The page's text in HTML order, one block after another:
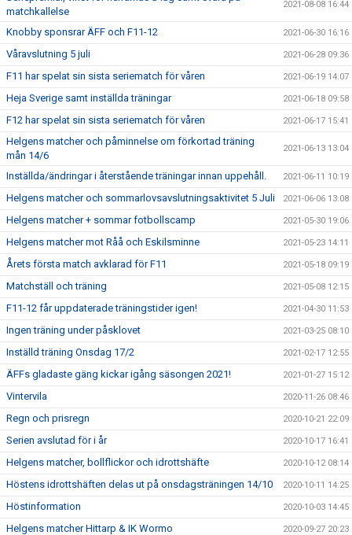
matchkallelse
2021-08-08 16:44
Knobby sponsrar ÄFF och F11-12 2021-06-30 16:16
Våravslutning 5 juli 2021-06-28 09:36
F11 har spelat sin sista seriematch för våren 2021-06-19 14:07
Heja Sverige samt inställda träningar 2021-06-18 09:58
F12 har spelat sin sista seriematch för våren 2021-06-17 15:41
Helgens matcher och påminnelse om förkortad träning
mån 14/6
2021-06-13 13:04
Inställda/ändringar i återstående träningar innan uppehåll. 2021-06-11 10:19
Helgens matcher och sommarlovsavslutningsaktivitet 5 Juli 2021-06-06 13:08
Helgens matcher + sommar fotbollscamp 2021-05-30 19:06
Helgens matcher mot Råå och Eskilsminne 2021-05-23 14:11
Årets första match avklarad för F11 2021-05-18 09:19
Matchställ och träning 2021-05-08 12:15
F11-12 får uppdaterade träningstider igen! 2021-04-30 11:53
Ingen träning under påsklovet 2021-03-25 08:10
Inställd träning Onsdag 17/2 2021-02-17 12:55
ÄFFs gladaste gäng kickar igång säsongen 2021! 2021-01-27 15:12
Vintervila 2020-11-26 08:46
Regn och prisregn 2020-10-21 22:09
Serien avslutad för i år 2020-10-17 16:41
Helgens matcher, bollflickor och idrottshäfte 2020-10-12 08:14
Höstens idrottshäften delas ut på onsdagsträningen 14/10 2020-10-11 14:25
Höstinformation 2020-10-03 14:45
Helgens matcher Hittarp & IK Wormo 2020-09-27 20:23